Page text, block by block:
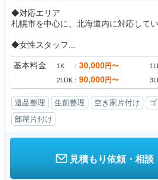
◆対応エリア
札幌市を中心に、北海道内に対応してい
◆女性スタッフ...
基本料金 1K 30,000円〜
2LDK 90,000円〜
遺品整理 生前整理 空き家片付け
部屋片付け
見積もり依頼・相談